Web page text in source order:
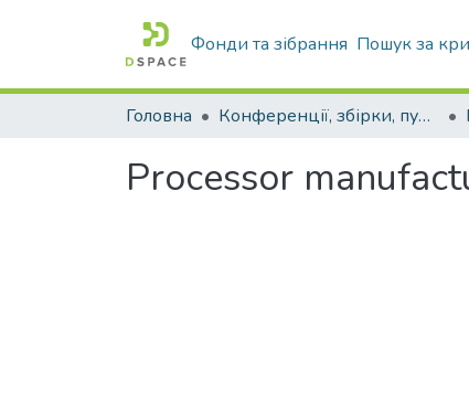
Фонди та зібрання Пошук за
Головна Конференції, збірки, публікації молодих вчених і здобувачів : магістрів, бакалаврів, аспірантів.
Processor